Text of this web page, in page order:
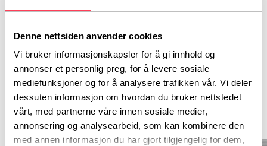
Denne nettsiden anvender cookies
Vi bruker informasjonskapsler for å gi innhold og
annonser et personlig preg, for å levere sosiale
mediefunksjoner og for å analysere trafikken vår. Vi deler
dessuten informasjon om hvordan du bruker nettstedet
vårt, med partnerne våre innen sosiale medier,
annonsering og analysearbeid, som kan kombinere den
med annen informasjon du har gjort tilgjengelig for dem,
Modell* Proace Electric